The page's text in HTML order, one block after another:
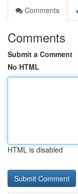
Comments
Comments
Submit a Comment
No HTML
HTML is disabled